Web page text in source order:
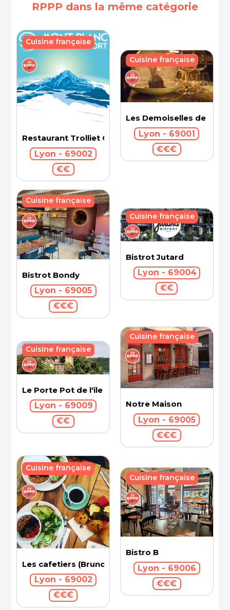
RPPP dans la même catégorie
Restaurant Trolliet Grand Hotel Dieu
Lyon - 69002
€€
Cuisine française
Les Demoiselles de
Lyon - 69001
€€€
Cuisine française
Bistrot Bondy
Lyon - 69005
€€€
Cuisine française
Bistrot Jutard
Lyon - 69004
€€
Cuisine française
Le Porte Pot de l'île Barbe
Lyon - 69009
€€
Cuisine française
Notre Maison
Lyon - 69005
€€€
Cuisine française
Les cafetiers (Brunch)
Lyon - 69002
€€€
Cuisine française
Bistro B
Lyon - 69006
€€€
Cuisine française